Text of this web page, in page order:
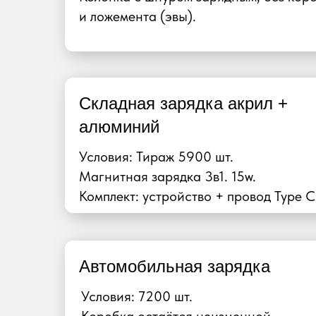
и ложемента (эвы).
Складная зарядка акрил +
алюминий
Условия: Тираж 5900 шт.
Магнитная зарядка 3в1. 15w.
Комплект: устройство + провод Type
Автомобильная зарядка
Условия: 7200 шт.